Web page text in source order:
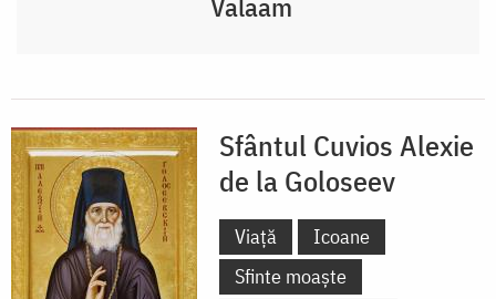
Sfântul Cuvios Alexie
de la Goloseev
Viață
Icoane
Sfinte moaște